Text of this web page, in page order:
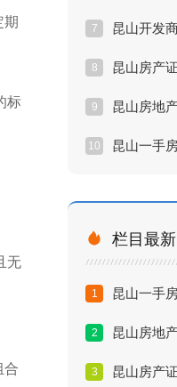
期
标
无
合
7
8
9
10
 栏目最新
1
2
3